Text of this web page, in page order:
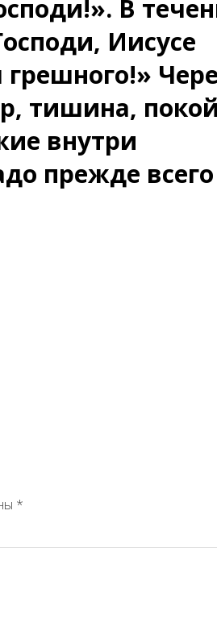
В
Иисусе
тишина,
внутри
прежде
*